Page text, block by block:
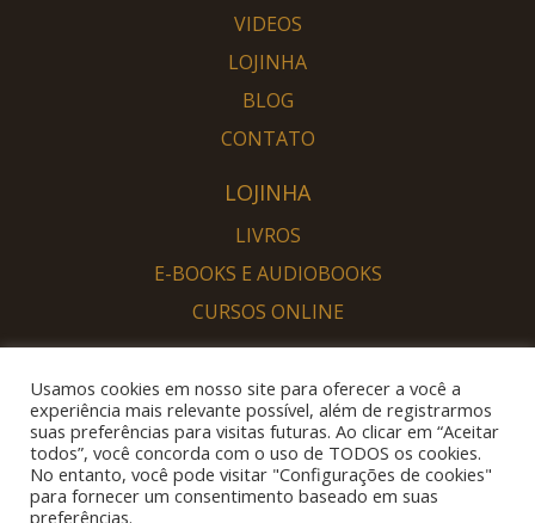
VIDEOS
LOJINHA
BLOG
CONTATO
LOJINHA
LIVROS
E-BOOKS E AUDIOBOOKS
CURSOS ONLINE
SOU DESPERTO
QUERO DESPERTAR
Usamos cookies em nosso site para oferecer a você a
experiência mais relevante possível, além de registrarmos
suas preferências para visitas futuras. Ao clicar em “Aceitar
todos”, você concorda com o uso de TODOS os cookies.
No entanto, você pode visitar "Configurações de cookies"
para fornecer um consentimento baseado em suas
preferências.